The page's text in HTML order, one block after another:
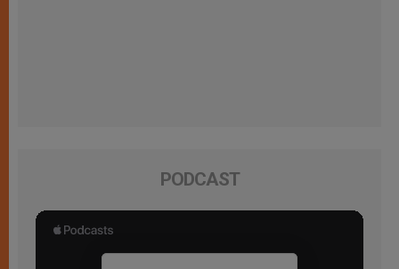
PODCAST